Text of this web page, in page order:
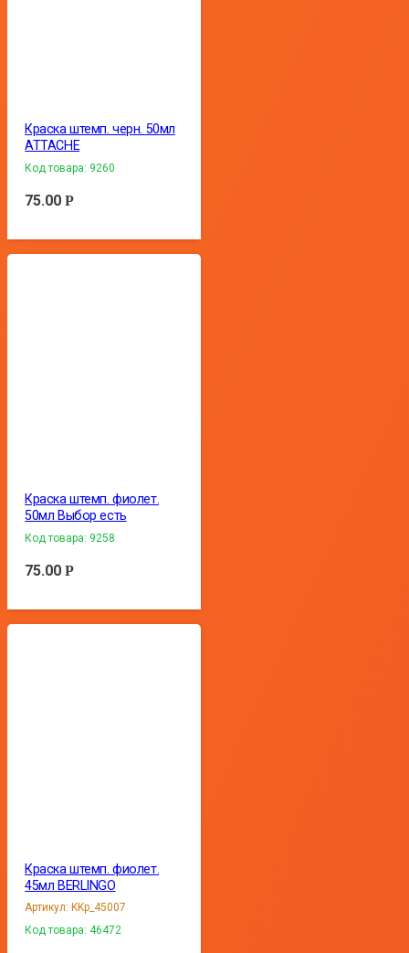
Краска штемп. черн. 50мл
ATTACHE
Код товара: 9260
75.00Р
Краска штемп. фиолет.
50мл Выбор есть
Код товара: 9258
75.00Р
Краска штемп. фиолет.
45мл BERLINGO
Артикул: KKp_45007
Код товара: 46472